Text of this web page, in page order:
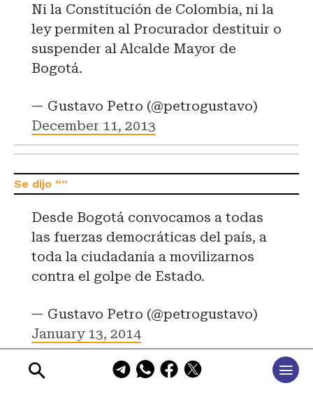
Ni la Constitución de Colombia, ni la
ley permiten al Procurador destituir o
suspender al Alcalde Mayor de
Bogotá.
— Gustavo Petro (@petrogustavo)
December 11, 2013
Desde Bogotá convocamos a todas
las fuerzas democráticas del país, a
toda la ciudadanía a movilizarnos
contra el golpe de Estado.
— Gustavo Petro (@petrogustavo)
January 13, 2014